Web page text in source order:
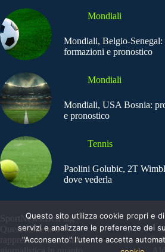
Mondiali
Mondiali, Belgio-Senegal:
formazioni e pronostico
Mondiali
Mondiali, USA Bosnia:
e pronostico
Tennis
Paolini Golubic, 2T
dove vederla
SportNews.BetFlag -
Questo sito non
rappresenta una testata
Questo sito utilizza cookie propri e
servizi e analizzare le preferenze dei
"Acconsento" l'utente accetta